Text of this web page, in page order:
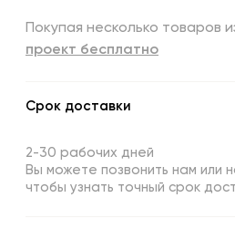
Покупая несколько товаров
проект бесплатно
Срок доставки
2-30 рабочих дней
Вы можете позвонить нам или
чтобы узнать точный срок